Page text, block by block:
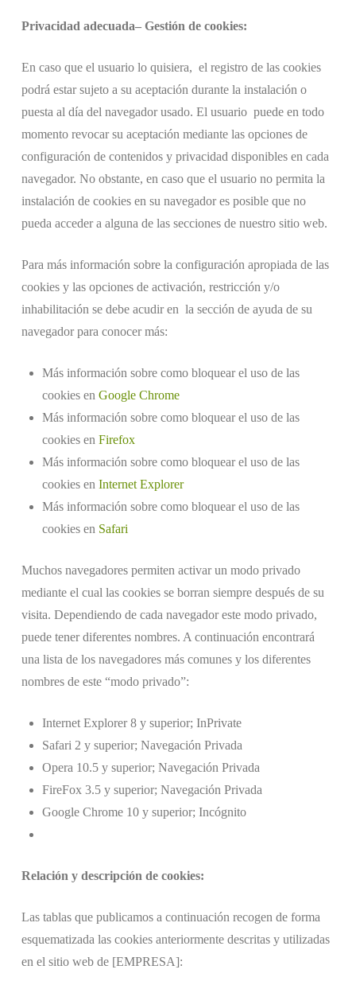
Privacidad adecuada– Gestión de cookies:
En caso que el usuario lo quisiera, el registro de las cookies
podrá estar sujeto a su aceptación durante la instalación o
puesta al día del navegador usado. El usuario puede en todo
momento revocar su aceptación mediante las opciones de
configuración de contenidos y privacidad disponibles en cada
navegador. No obstante, en caso que el usuario no permita la
instalación de cookies en su navegador es posible que no
pueda acceder a alguna de las secciones de nuestro sitio web.
Para más información sobre la configuración apropiada de las
cookies y las opciones de activación, restricción y/o
inhabilitación se debe acudir en la sección de ayuda de su
navegador para conocer más:
Más información sobre como bloquear el uso de las
cookies enGoogle Chrome
Más información sobre como bloquear el uso de las
cookies enFirefox
Más información sobre como bloquear el uso de las
cookies enInternet Explorer
Más información sobre como bloquear el uso de las
cookies en Safari
Muchos navegadores permiten activar un modo privado
mediante el cual las cookies se borran siempre después de su
visita. Dependiendo de cada navegador este modo privado,
puede tener diferentes nombres. A continuación encontrará
una lista de los navegadores más comunes y los diferentes
nombres de este “modo privado”:
Internet Explorer 8 y superior; InPrivate
Safari 2 y superior; Navegación Privada
Opera 10.5 y superior; Navegación Privada
FireFox 3.5 y superior; Navegación Privada
Google Chrome 10 y superior; Incógnito
Relación y descripción de cookies:
Las tablas que publicamos a continuación recogen de forma
esquematizada las cookies anteriormente descritas y utilizadas
en el sitio web de [EMPRESA]: